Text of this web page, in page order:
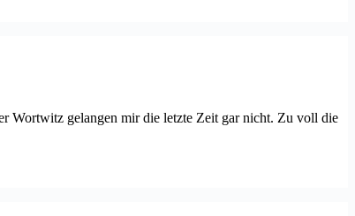
Wortwitz gelangen mir die letzte Zeit gar nicht. Zu voll die